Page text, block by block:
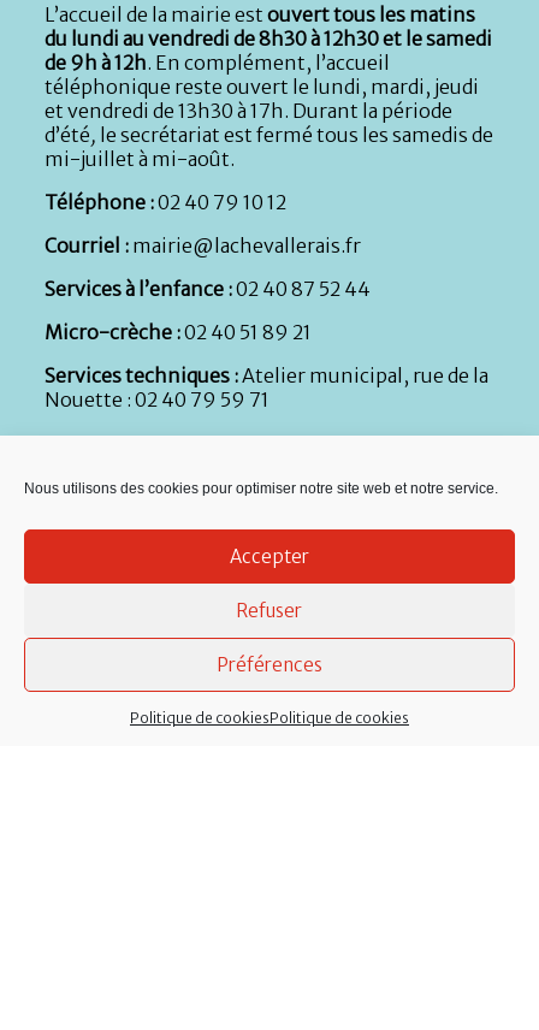
Nous utilisons des cookies pour optimiser notre site web et notre service.
Accepter
Refuser
Préférences
Politique de cookiesPolitique de cookies
L’accueil de la mairie estouvert tous les matins
du lundi au vendredi de 8h30 à 12h30 et le samedi
de 9h à 12h. En complément, l’accueil
téléphonique reste ouvert le lundi, mardi, jeudi
et vendredi de 13h30 à 17h. Durant la période
d’été, le secrétariat est fermé tous les samedis de
mi-juillet à mi-août.
Téléphone :02 40 79 10 12
Courriel : mairie@lachevallerais.fr
Services à l’enfance :02 40 87 52 44
Micro-crèche :02 40 51 89 21
Services techniques :Atelier municipal, rue de la
Nouette : 02 40 79 59 71